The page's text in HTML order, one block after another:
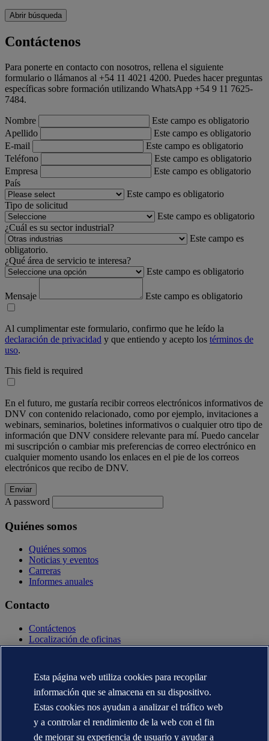
Abrir búsqueda
Contáctenos
Para ponerte en contacto con nosotros, rellena el siguiente
formulario o llámanos al +54 11 4021 4200. Puedes hacer preguntas
específicas sobre formación utilizando WhatsApp +54 9 11 7625-
7484.
Nombre
Este campo es obligatorio
Apellido
Este campo es obligatorio
E-mail
Este campo es obligatorio
Teléfono
Este campo es obligatorio
Empresa
Este campo es obligatorio
País
Este campo es obligatorio
Tipo de solicitud
Este campo es obligatorio
¿Cuál es su sector industrial?
Este campo es
obligatorio.
¿Qué área de servicio te interesa?
Este campo es obligatorio
Mensaje Este campo es obligatorio
Al cumplimentar este formulario, confirmo que he leído la
declaración de privacidad y que entiendo y acepto los términos de
uso.
This field is required
En el futuro, me gustaría recibir correos electrónicos informativos de
DNV con contenido relacionado, como por ejemplo, invitaciones a
webinars, seminarios, boletines informativos o cualquier otro tipo de
información que DNV considere relevante para mí. Puedo cancelar
mi suscripción o cambiar mis preferencias de correo electrónico en
cualquier momento usando los enlaces en el pie de los correos
electrónicos que recibo de DNV.
A password
Quiénes somos
Quiénes somos
Noticias y eventos
Carreras
Informes anuales
Contacto
Contáctenos
Localización de oficinas
Contactos con la prensa
Declaración de privacidad
Términos de uso
Copyright © DNV AS 2025
Información de Cookies
Esta página web utiliza cookies para recopilar
información que se almacena en su dispositivo.
Estas cookies nos ayudan a analizar el tráfico web
y a controlar el rendimiento de la web con el fin
de mejorar su experiencia de usuario y ayudar a